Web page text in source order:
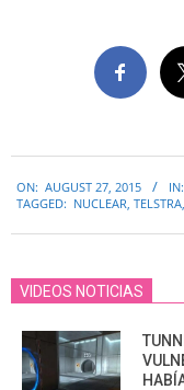
08-
ON: AUGUST 27, 2015 IN:
TAGGED: NUCLEAR, TELSTRA,
VIDEOS NOTICIAS